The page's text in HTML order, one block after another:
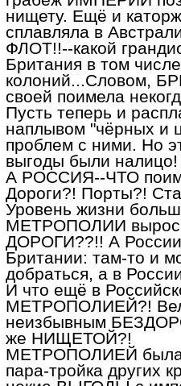
нищету. Ещё и
сплавляла в
ФЛОТ!!--какой
Британия в том
колоний...Словом,
своей поимела
Пусть теперь и
наплывом "чёрных и
проблем с ними. Но
выгоды были налицо!
А РОССИЯ--ЧТО
Дороги?! Порты?!
Уровень жизни
МЕТРОПОЛИИ
ДОРОГИ??!! А
Британии: там-то и
добраться, а в
И что ещё в
МЕТРОПОЛИЕЙ?!
неизбывным
же НИЩЕТОЙ?!
МЕТРОПОЛИЕЙ
пара-тройка других